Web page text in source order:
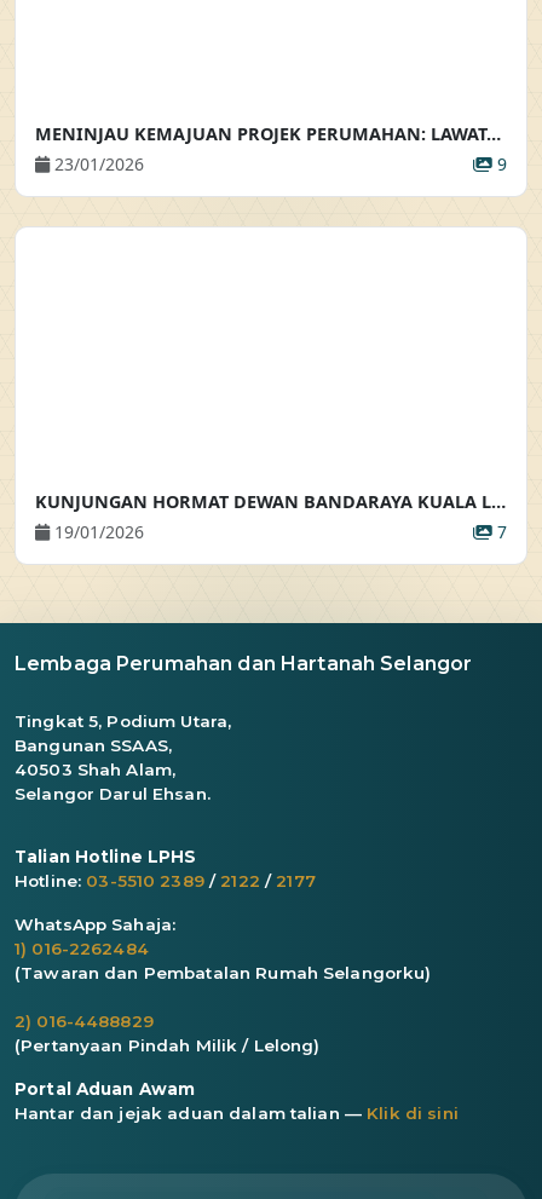
MENINJAU KEMAJUAN PROJEK PERUMAHAN: LAWATAN KE TAPAK PEMBANGUNAN RUMAH BANDAR SELANGORKU
23/01/2026
9
KUNJUNGAN HORMAT DEWAN BANDARAYA KUALA LUMPUR
19/01/2026
7
Lembaga Perumahan dan Hartanah Selangor
Tingkat 5, Podium Utara,
Bangunan SSAAS,
40503 Shah Alam,
Selangor Darul Ehsan.
Talian Hotline LPHS
Hotline: 03-5510 2389/ 2122 / 2177
WhatsApp Sahaja:
1) 016-2262484
(Tawaran dan Pembatalan Rumah Selangorku)
2) 016-4488829
(Pertanyaan Pindah Milik / Lelong)
Portal Aduan Awam
Hantar dan jejak aduan dalam talian — Klik di sini